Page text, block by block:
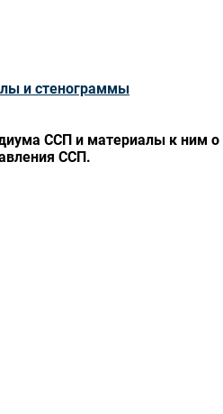
и стенограммы
ССП и материалы к ним о
ССП.